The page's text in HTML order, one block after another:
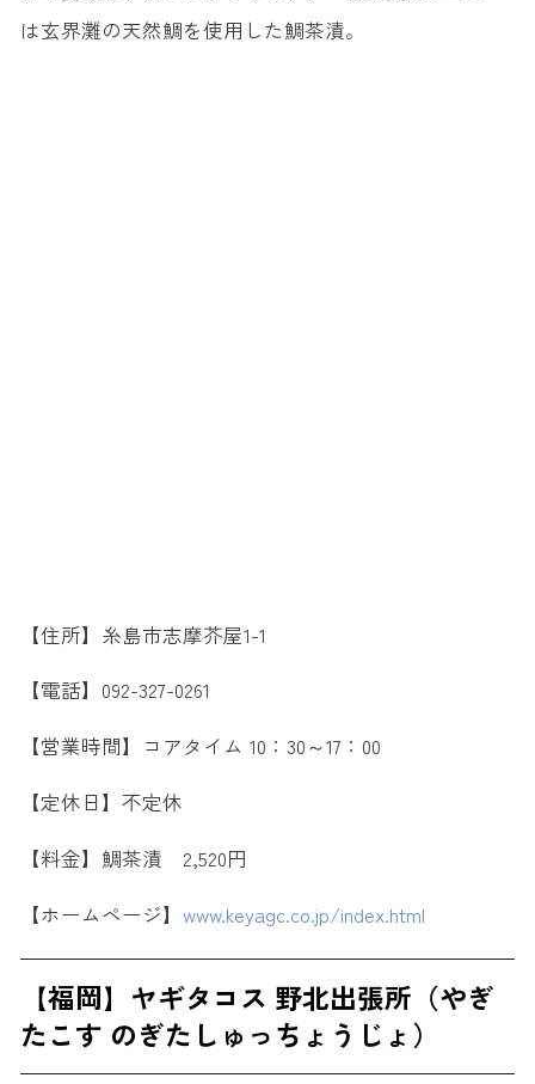
は玄界灘の天然鯛を使用した鯛茶漬。
【住所】糸島市志摩芥屋1-1
【電話】092-327-0261
【営業時間】コアタイム 10：30～17：00
【定休日】不定休
【料金】鯛茶漬 2,520円
【ホームページ】 www.keyagc.co.jp/index.html
【福岡】ヤギタコス 野北出張所（やぎ
たこす のぎたしゅっちょうじょ）